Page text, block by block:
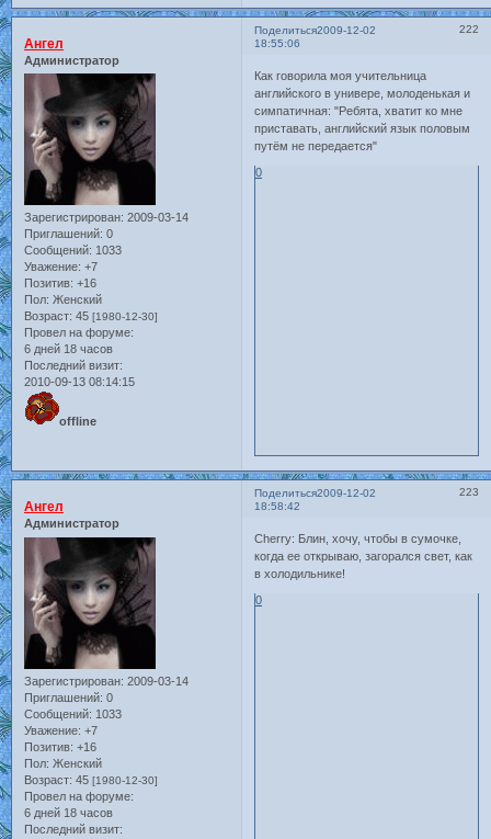
Поделиться 222
2009-12-02
18:55:06
Ангел
Администратор
Зарегистрирован: 2009-03-14
Приглашений: 0
Сообщений: 1033
Уважение: +7
Позитив: +16
Пол: Женский
Возраст: 45 [1980-12-30]
Провел на форуме:
6 дней 18 часов
Последний визит:
2010-09-13 08:14:15
offline
Как говорила моя учительница
английского в универе, молоденькая и
симпатичная: "Ребята, хватит ко мне
приставать, английский язык половым
путём не передается"
0
Поделиться 223
2009-12-02
18:58:42
Ангел
Администратор
Зарегистрирован: 2009-03-14
Приглашений: 0
Сообщений: 1033
Уважение: +7
Позитив: +16
Пол: Женский
Возраст: 45 [1980-12-30]
Провел на форуме:
6 дней 18 часов
Последний визит:
Cherry: Блин, хочу, чтобы в сумочке,
когда ее открываю, загорался свет, как
в холодильнике!
0